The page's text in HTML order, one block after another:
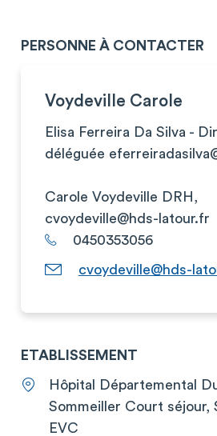
PERSONNE À CONTACTER
Voydeville Carole
Elisa Ferreira Da Silva -
déléguée
Carole Voydeville DRH,
cvoydeville@hds-latour.fr
0450353056
cvoydeville@hds-
ETABLISSEMENT
Hôpital Départemental
Sommeiller Court séjour,
EVC